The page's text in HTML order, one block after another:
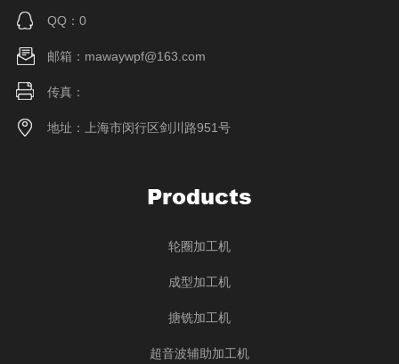
QQ：0
邮箱：mawaywpf@163.com
传真：
地址：上海市闵行区剑川路951号
Products
轮圈加工机
成型加工机
搪铣加工机
超音波辅助加工机